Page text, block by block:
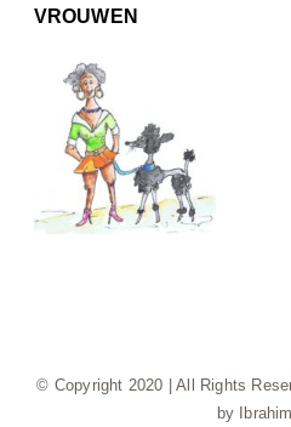
VROUWEN
© Copyright 2020 | All Rights
by